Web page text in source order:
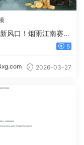
风口！烟雨江南赛
5
2026-03-27